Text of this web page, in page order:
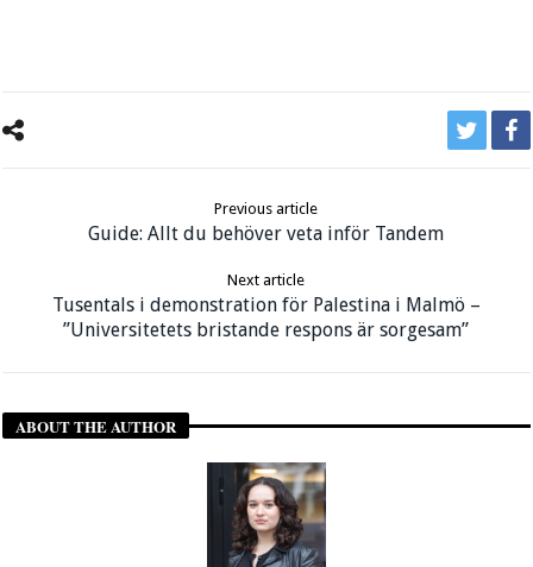
Previous article
Guide: Allt du behöver veta inför Tandem
Next article
Tusentals i demonstration för Palestina i Malmö –
”Universitetets bristande respons är sorgesam”
ABOUT THE AUTHOR